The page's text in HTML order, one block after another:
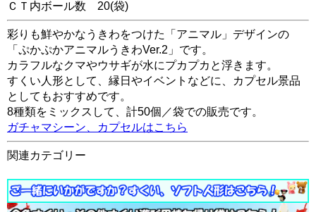
ＣＴ内ボール数 20(袋)
彩りも鮮やかなうきわをつけた「アニマル」デザインの
「ぷかぷかアニマルうきわVer.2」です。
カラフルなクマやウサギが水にプカプカと浮きます。
すくい人形として、縁日やイベントなどに、カプセル景品
としてもおすすめです。
8種類をミックスして、計50個／袋での販売です。
ガチャマシーン、カプセルはこちら
関連カテゴリー